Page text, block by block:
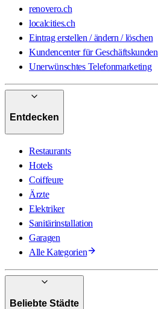
renovero.ch
localcities.ch
Eintrag erstellen / ändern / löschen
Kundencenter für Geschäftskunden
Unerwünschtes Telefonmarketing
Entdecken
Restaurants
Hotels
Coiffeure
Ärzte
Elektriker
Sanitärinstallation
Garagen
Alle Kategorien
Beliebte Städte